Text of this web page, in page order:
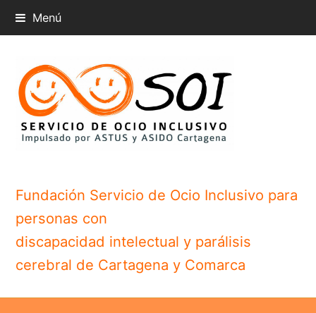
Menú
Fundación Servicio de Ocio Inclusivo para
personas con
discapacidad intelectual y parálisis
cerebral de Cartagena y Comarca